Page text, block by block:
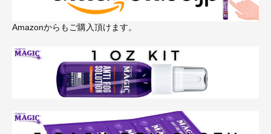
Amazonからもご購入頂けます。